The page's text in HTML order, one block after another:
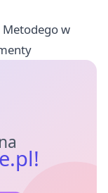
Metodego w